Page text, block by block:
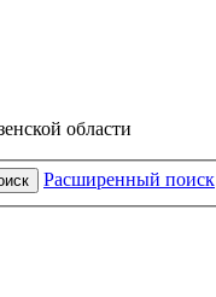
области
Расширенный поиск